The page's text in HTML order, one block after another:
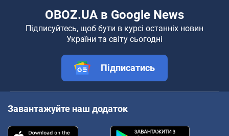
OBOZ.UA в Google News
Підписуйтесь, щоб бути в курсі останніх новин
України та світу сьогодні
Підписатись
Завантажуйте наш додаток